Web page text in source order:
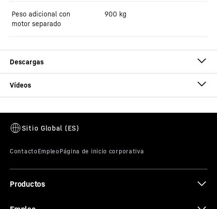
Peso adicional con
motor separado
900 kg
Folleto hormigonera sobre camión
datos, incluida su dirección IP, se transmiten a Google, y pueden
ser almacenados y procesados por Google, también para sus
país, en particular en EE. UU.**. No tenemos influencia sobre el
Al pulsar en «ACEPTAR», da su consentimiento para la transmisión
Productos